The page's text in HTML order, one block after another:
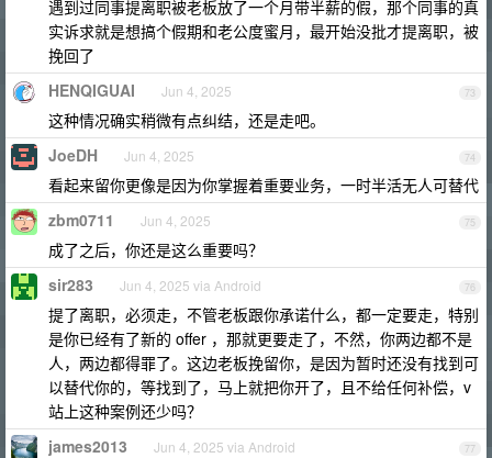
遇到过同事提离职被老板放了一个月带半薪的假，那个同事的真
实诉求就是想搞个假期和老公度蜜月，最开始没批才提离职，被
挽回了
73
HENQIGUAI Jun 4, 2025
这种情况确实稍微有点纠结，还是走吧。
74
JoeDH Jun 4, 2025
看起来留你更像是因为你掌握着重要业务，一时半活无人可替代
75
zbm0711 Jun 4, 2025
成了之后，你还是这么重要吗？
76
sir283 Jun 4, 2025 via Android
提了离职，必须走，不管老板跟你承诺什么，都一定要走，特别
是你已经有了新的 offer ，那就更要走了，不然，你两边都不是
人，两边都得罪了。这边老板挽留你，是因为暂时还没有找到可
以替代你的，等找到了，马上就把你开了，且不给任何补偿，v
站上这种案例还少吗？
77
james2013 Jun 4, 2025 via Android